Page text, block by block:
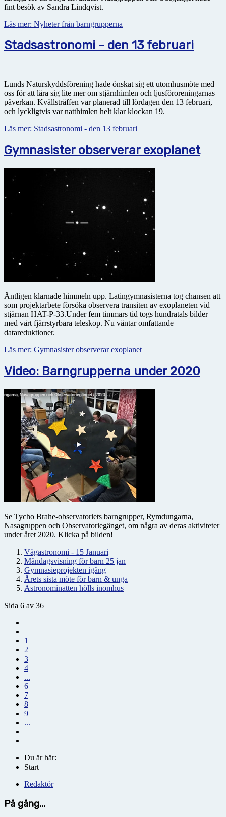
fint besök av Sandra Lindqvist.
Läs mer: Nyheter från barngrupperna
Stadsastronomi - den 13 februari
Lunds Naturskyddsförening hade önskat sig ett utomhusmöte med
oss för att lära sig lite mer om stjärnhimlen och ljusföroreningarnas
påverkan. Kvällsträffen var planerad till lördagen den 13 februari,
och lyckligtvis var natthimlen helt klar klockan 19.
Läs mer: Stadsastronomi - den 13 februari
Gymnasister observerar exoplanet
Äntligen klarnade himmeln upp. Latingymnasisterna tog chansen att
som projektarbete försöka observera transiten av exoplaneten vid
stjärnan HAT-P-33.Under fem timmars tid togs hundratals bilder
med vårt fjärrstyrbara teleskop. Nu väntar omfattande
datareduktioner.
Läs mer: Gymnasister observerar exoplanet
Video: Barngrupperna under 2020
Se Tycho Brahe-observatoriets barngrupper, Rymdungarna,
Nasagruppen och Observatoriegänget, om några av deras aktiviteter
under året 2020. Klicka på bilden!
Vägastronomi - 15 Januari
Måndagsvisning för barn 25 jan
Gymnasieprojekten igång
Årets sista möte för barn & unga
Astronominatten hölls inomhus
Sida 6 av 36
1
2
3
4
...
6
7
8
9
...
Du är här:
Start
Redaktör
På gång...